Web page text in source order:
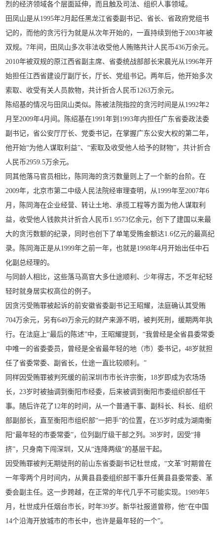
烈的经济领域各个层面延伸，而且触及司法、组织人事领域。
田凤山是从1995年2月起任黑龙江省委副书记、省长、省政府党组书
记的，而他的贪污行为就是从次年开始的，一直持续到他于2003年被
双规。7年间，田凤山多次非法收受他人贿赂共计人民币436万余元。
2010年被双规的原江西省副主席、省委统战部部长宋晨光从1996年开
始担任江西省建设厅副厅长，厅长、党组书记。两年后，他开始多次
索取、收受有关人员款物，共计折合人民币1263万余元。
陈绍基的情况与田凤山类似。陈被法院指控的贪污时间是从1992年2
月至2009年4月间。陈绍基在1991年到1993年内担任广东省委政法委
副书记，省公安厅厅长、党委书记，在掌握广东公安大权的第二年，
他开始“为他人谋取利益”、“索取及收受他人给予的财物”，共计折合
人民币2959.5万余元。
同其他落马官员相比，陈同海的贪污数量则上了一个新的台阶。在
2009年，北京市第二中级人民法院经审理查明，从1999年至2007年6
月，陈同海在企业经营、转让土地、承揽工程等方面为他人谋取利
益，收受他人钱款共计折合人民币1.9573亿余元，创下了建国以来最
大的贪污数额的纪录，同时也创下了单笔受贿金额达1.6亿元的最高纪
录。陈同海正是从1999年之前一年，也就是1998年4月开始出任中石
化副总经理的。
与同龄人相比，这些落马高官大多仕途顺利、少年得志，不乏年纪轻
轻时就身居实权高位的例子。
因贪污受贿罪被起诉的前安徽省委副书记王昭耀，法庭确认其受贿
704万余元，另有649万余元的财产来源不明，被判死刑，缓期两年执
行。在法庭上“最后的陈述”中，王昭耀提到，“我曾经是全省县委常委
中唯一的省委委员，曾经是全省最年轻的地（市）委书记，48岁就担
任了省委常委、副省长，仕途一直比较顺利。”
同样因受贿罪被判死缓的前深圳市市长许宗衡，18岁即成为农场场
长，23岁时被抽调到衡阳市经委，后来被调到衡阳市委组织部任干
事。随后许花了12年的时间，从一个普通干事、副科长、科长、组织
部副部长，直至衡阳市组织部“一把手”的位置，在35岁时成为湖南衡
阳“最年轻的市委常委”，位列副厅级干部之列。38岁时，因受“排
挤”，只身南下闯深圳，又从“连降两级”的基层干起。
因受贿罪被判无期徒刑的前山东省委副书记杜世成，“文革”时期曾在
一年零两个月时间内，从黄县县委组织部干事升任黄县县委常委、革
委会副主任。这一步跨越，在正常的年代几乎不可能实现。1989年5
月，杜世成升任烟台市长，时年39岁。新华社报道曾称，他“在中国
14个沿海开放城市的市长中，也许是最年轻的一个”。